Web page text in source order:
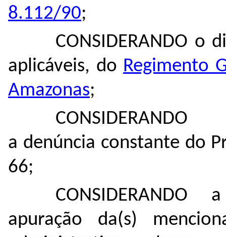
8.112/90;
CONSIDERANDO o
aplicáveis, do Regimento
Amazonas;
CONSIDERANDO
a denúncia constante do
66;
apuração da(s)